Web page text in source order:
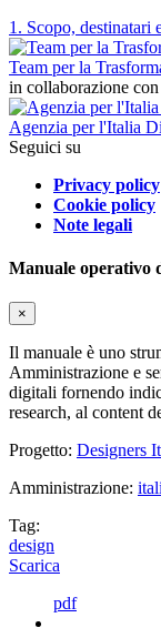
1. Scopo, destinatari
Team per la
in collaborazione con
Agenzia per l'Italia
Seguici su
Privacy policy
Cookie policy
Note legali
Manuale operativo
×
Il manuale è uno
Amministrazione e
digitali fornendo
research, al content
Progetto: Designers
Amministrazione:
Tag:
design
Scarica
pdf